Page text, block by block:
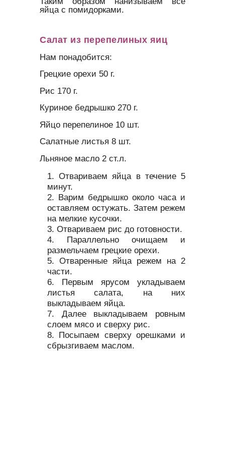
яйца с помидорками.
Салат из перепелиных яиц
Нам понадобится:
Грецкие орехи 50 г.
Рис 170 г.
Куриное бедрышко 270 г.
Яйцо перепелиное 10 шт.
Салатные листья 8 шт.
Льняное масло 2 ст.л.
Отвариваем яйца в течение 5
минут.
Варим бедрышко около часа и
оставляем остужать. Затем режем
на мелкие кусочки.
Отвариваем рис до готовности.
Параллельно очищаем и
размельчаем грецкие орехи.
Отваренные яйца режем на 2
части.
Первым ярусом укладываем
листья салата, на них
выкладываем яйца.
Далее выкладываем ровным
слоем мясо и сверху рис.
Посыпаем сверху орешками и
сбрызгиваем маслом.